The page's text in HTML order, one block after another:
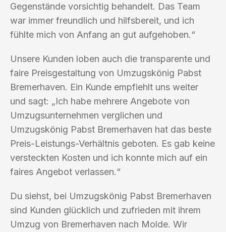
Gegenstände vorsichtig behandelt. Das Team
war immer freundlich und hilfsbereit, und ich
fühlte mich von Anfang an gut aufgehoben.“
Unsere Kunden loben auch die transparente und
faire Preisgestaltung von Umzugskönig Pabst
Bremerhaven. Ein Kunde empfiehlt uns weiter
und sagt: „Ich habe mehrere Angebote von
Umzugsunternehmen verglichen und
Umzugskönig Pabst Bremerhaven hat das beste
Preis-Leistungs-Verhältnis geboten. Es gab keine
versteckten Kosten und ich konnte mich auf ein
faires Angebot verlassen.“
Du siehst, bei Umzugskönig Pabst Bremerhaven
sind Kunden glücklich und zufrieden mit ihrem
Umzug von Bremerhaven nach Molde. Wir